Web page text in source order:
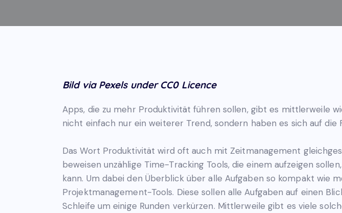
Bild via Pexels under CC0 Licence
Apps, die zu mehr Produktivität führen sollen, gibt es mittlerweile
nicht einfach nur ein weiterer Trend, sondern haben es sich auf
Das Wort Produktivität wird oft auch mit Zeitmanagement
beweisen unzählige Time-Tracking Tools, die einem aufzeigen
kann. Um dabei den Überblick über alle Aufgaben so kompakt wie
Projektmanagement-Tools. Diese sollen alle Aufgaben auf einen
Schleife um einige Runden verkürzen. Mittlerweile gibt es viele